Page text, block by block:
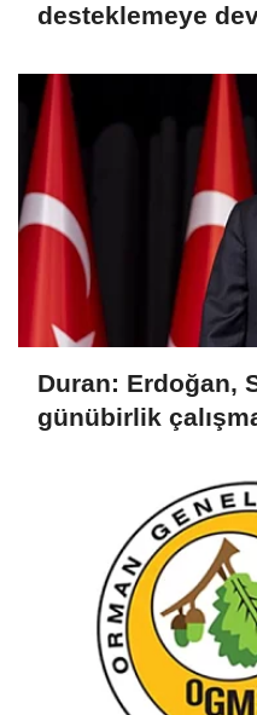
desteklemeye
Duran: Erdoğan,
günübirlik